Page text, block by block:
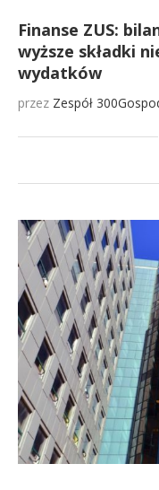
Finanse ZUS:
wyższe składki
wydatków
przez Zespół